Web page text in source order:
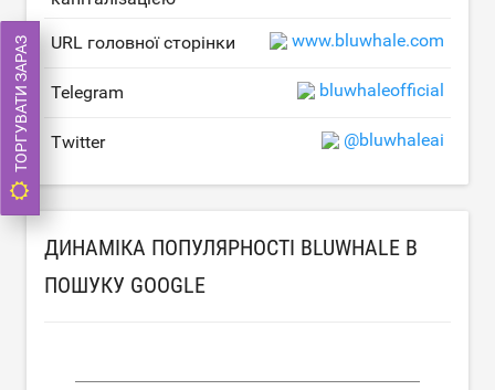
URL головної сторінки www.bluwhale.com
Telegram bluwhaleofficial
Twitter @bluwhaleai
ДИНАМІКА ПОПУЛЯРНОСТІ BLUWHALE В
ПОШУКУ GOOGLE
ТОРГУВАТИ ЗАРАЗ